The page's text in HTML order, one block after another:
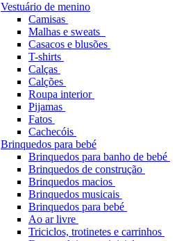
Vestuário de menino
Camisas
Malhas e sweats
Casacos e blusões
T-shirts
Calças
Calções
Roupa interior
Pijamas
Fatos
Cachecóis
Brinquedos para bebé
Brinquedos para banho de bebé
Brinquedos de construção
Brinquedos macios
Brinquedos musicais
Brinquedos para bebé
Ao ar livre
Triciclos, trotinetes e carrinhos